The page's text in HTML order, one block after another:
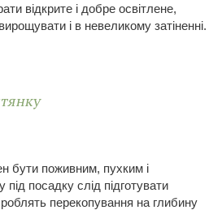
відкрите і добре освітлене,
і в невеликому затіненні.
бути поживним, пухким і
посадку слід підготувати
перекопування на глибину